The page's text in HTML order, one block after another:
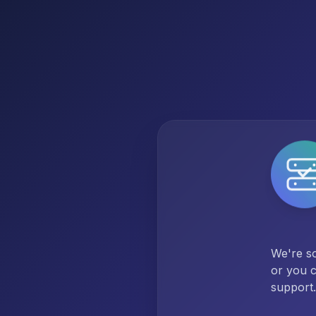
We're
or you
support.